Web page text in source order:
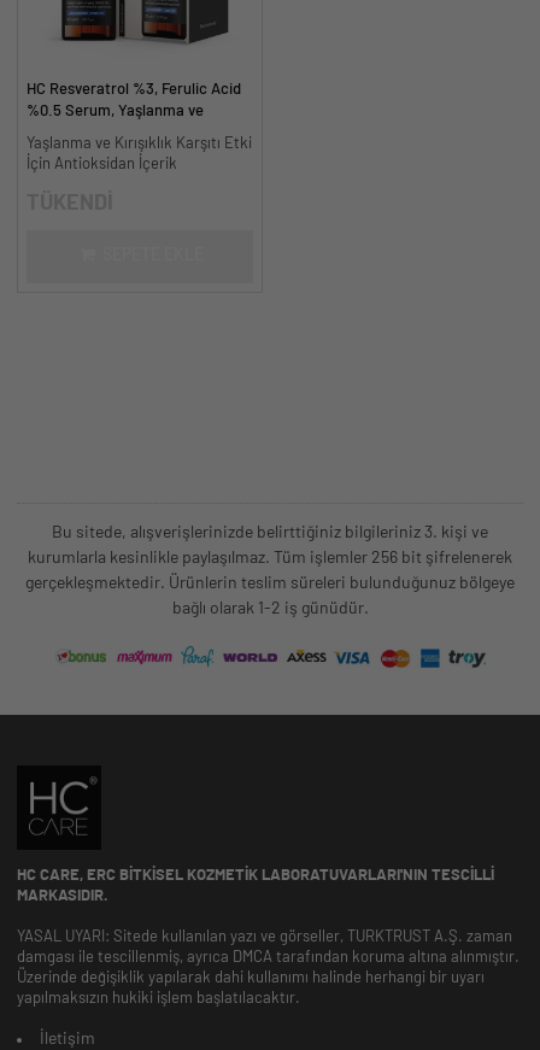
HC Resveratrol %3, Ferulic Acid
%0.5 Serum, Yaşlanma ve
Yaşlanma ve Kırışıklık Karşıtı Etki
İçin Antioksidan İçerik
Bu sitede, alışverişlerinizde belirttiğiniz bilgileriniz 3. kişi ve
kurumlarla kesinlikle paylaşılmaz. Tüm işlemler 256 bit şifrelenerek
gerçekleşmektedir. Ürünlerin teslim süreleri bulunduğunuz bölgeye
bağlı olarak 1-2 iş günüdür.
HC CARE, ERC BITKISEL KOZMETIK LABORATUVARLARI'NIN TESCILLI
MARKASIDIR.
YASAL UYARI: Sitede kullanılan yazı ve görseller, TURKTRUST A.Ş. zaman
damgası ile tescillenmiş, ayrıca DMCA tarafından koruma altına alınmıştır.
Üzerinde değişiklik yapılarak dahi kullanımı halinde herhangi bir uyarı
yapılmaksızın hukiki işlem başlatılacaktır.
İletişim